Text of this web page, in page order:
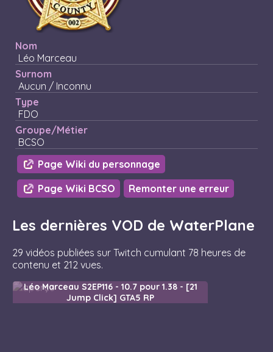
Nom
Léo Marceau
Surnom
Aucun / Inconnu
Type
FDO
Groupe/Métier
BCSO
Page Wiki du personnage
Page Wiki BCSO
Remonter une erreur
Les dernières VOD de WaterPlane
29 vidéos publiées sur Twitch cumulant 78 heures de
contenu et 212 vues.
Léo Marceau S2EP116 - 10.7 pour 1.38 - [21
Jump Click] GTA5 RP